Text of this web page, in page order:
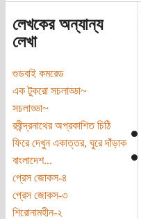
লেখকের অন্যান্য
লেখা
গুডবাই কমরেড
এক টুকরো সচলাড্ডা~
সচলাড্ডা‍~
রবীন্দ্রনাথের অপ্রকাশিত চিঠি
ফিরে দেখুন একাত্তর, ঘুরে দাঁড়াক
বাংলাদেশ...
প্রেস জোকস-৪
প্রেস জোকস-৩
শিরোনামহীন-২